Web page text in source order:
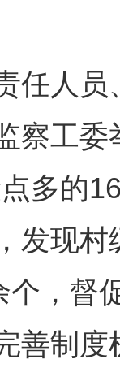
人员
察工委
多的
发现
，督
善制